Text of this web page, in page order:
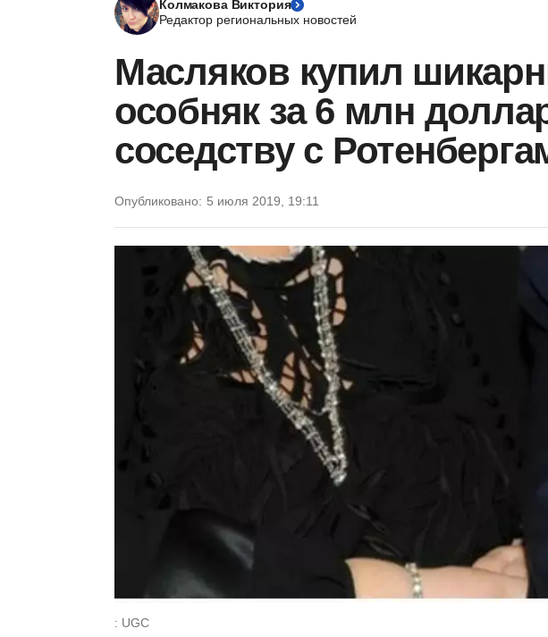
Колмакова Виктория
Редактор региональных новостей
Масляков купил
особняк за 6 млн
соседству с
Опубликовано: 5 июля 2019, 19:11
: UGC